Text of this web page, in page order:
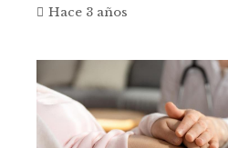
Hace 3 años